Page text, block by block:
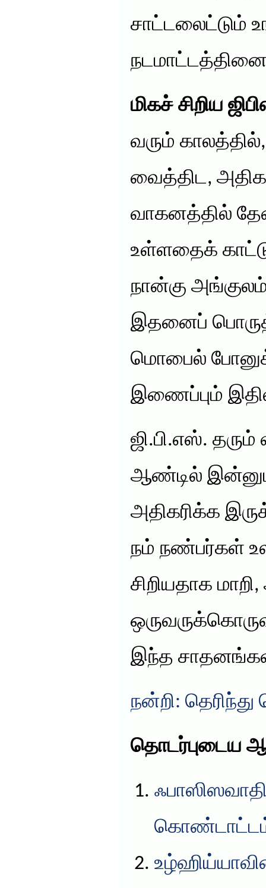
சாட்டலைட்டும்
மிகச் சிறிய
வரும்
வைத்திட,
வாகனத்தில்
உள்ளதைக்
நான்கு
இதனைப்
மொபைல்
இணைப்பும்
ஜி.பி.எஸ்.
ஆண்டில்
அதிகரிக்க
நம் நண்பர்கள்
சிறியதாக
இந்த
நன்றி:
தொடர்புடைய